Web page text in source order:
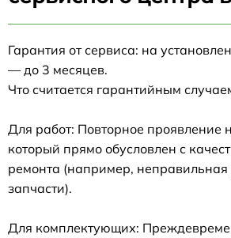
Гарантия от сервиса: на
— до 3 месяцев.
Что считается гарантийным
Для работ: Повторное проявление
который прямо обусловлен с
ремонта (например, неправильная
запчасти).
Для комплектующих: